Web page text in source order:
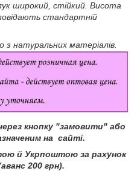
широкий, стійкий. Висота
стандартній
натуральних матеріалів.
кнопку "замовити" або
на сайті.
й Укрпоштою за рахунок
200 грн).